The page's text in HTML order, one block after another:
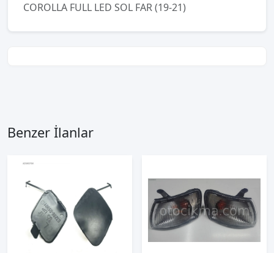
COROLLA FULL LED SOL FAR (19-21)
Benzer İlanlar